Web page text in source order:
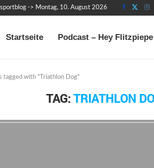
-> Montag, 10. August 2026
Startseite Podcast – Hey Flitzpiepe
tagged with "Triathlon Dog"
TAG:TRIATHLON